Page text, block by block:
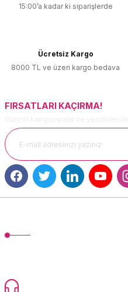
Ürün resmi kalitesiz, bozuk
Ürün fiyatı diğer sitelerden
Bu ürüne benzer farklı
15:00’a kadar ki siparişlerde
Ücretsiz Kargo
8000 TL ve üzeri kargo bedava
FIRSATLARI KAÇIRMA!